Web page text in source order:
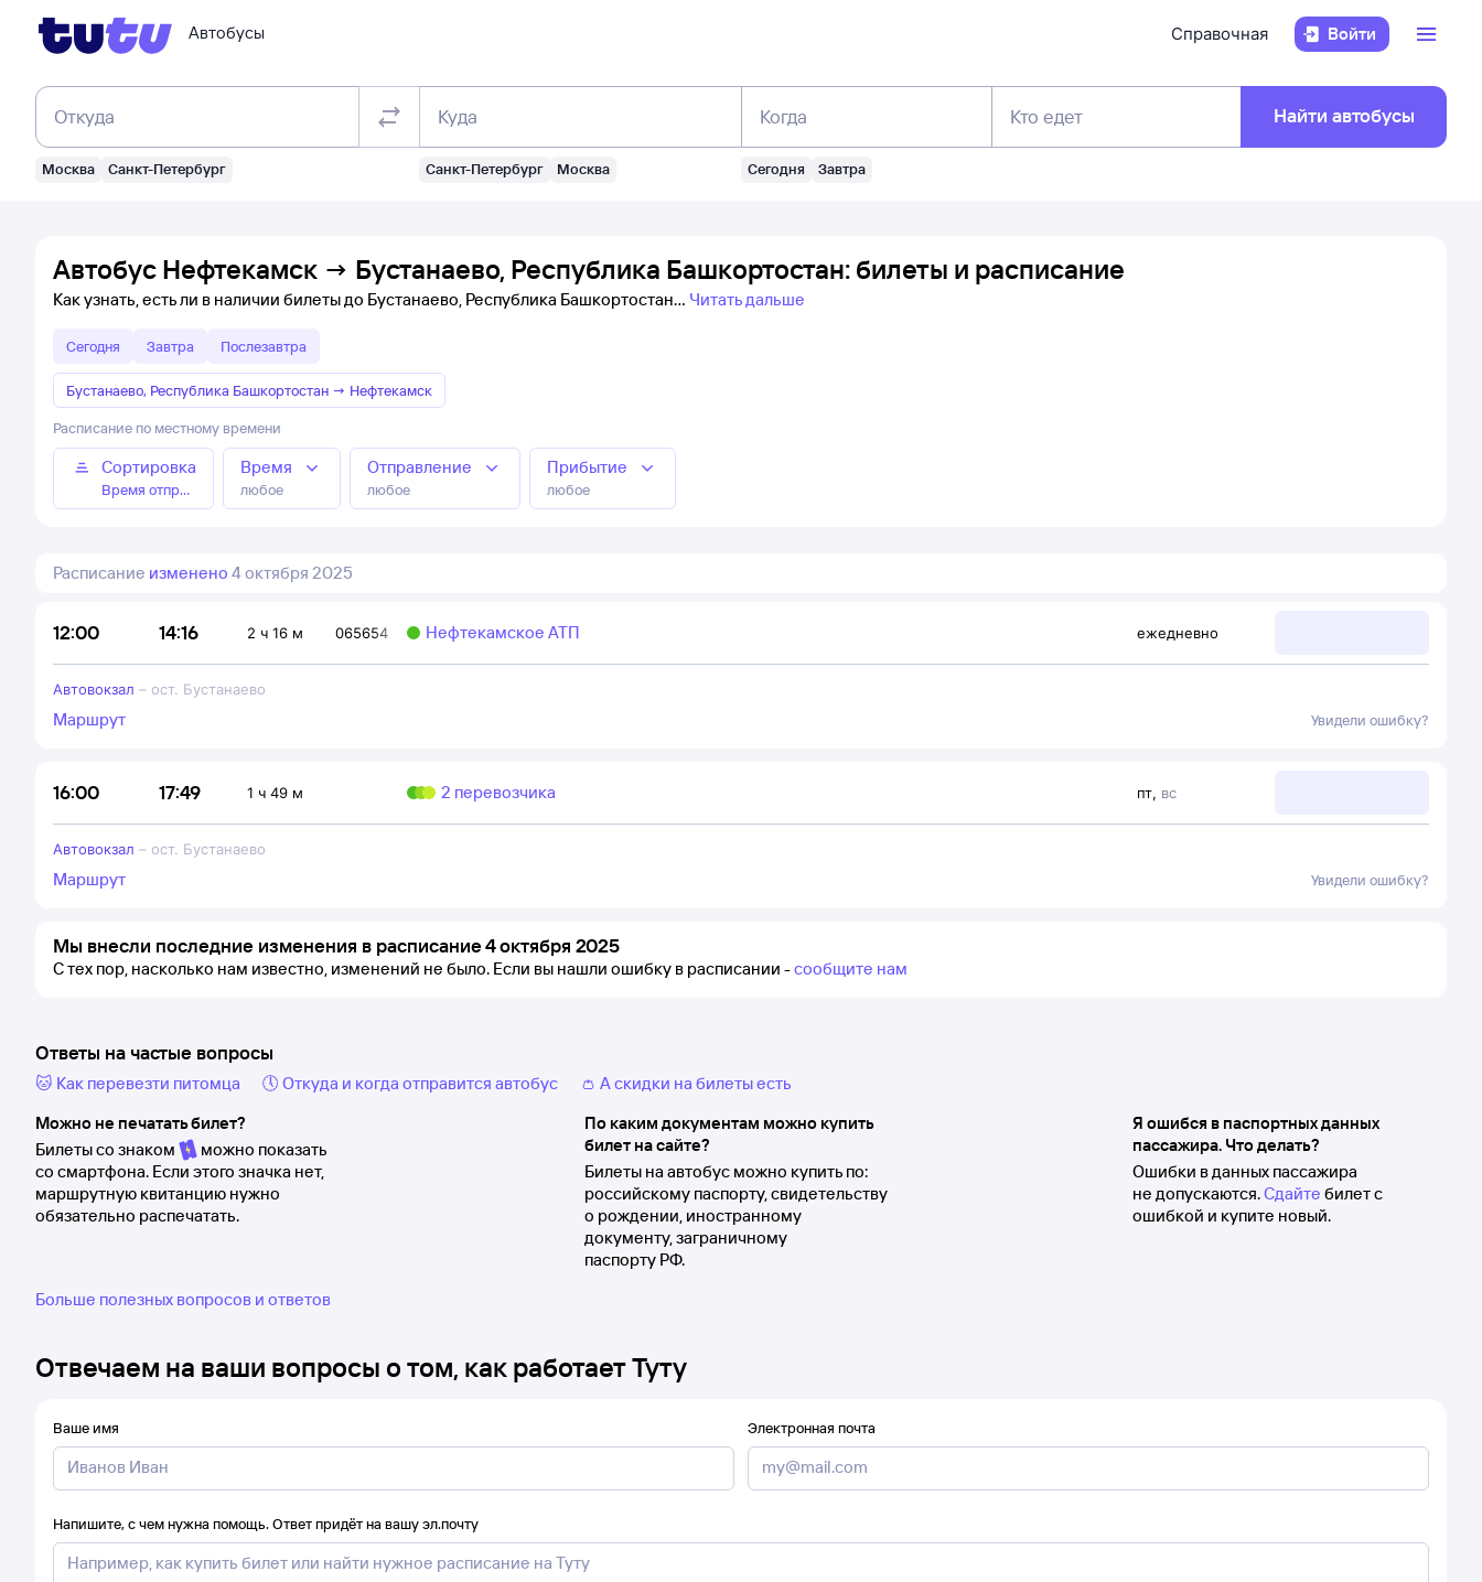
Автобусы Справочная Войти
Откуда
Москва Санкт-Петербург
Куда
Санкт-Петербург Москва
Когда
Сегодня Завтра
Кто едет Найти автобусы
Автобус Нефтекамск → Бустанаево, Республика Башкортостан: билеты и расписание
Как узнать, есть ли в наличии билеты до Бустанаево, Республика Башкортостан Читать дальше
Сегодня Завтра Послезавтра
Бустанаево, Республика Башкортостан → Нефтекамск
Расписание по местному времени
Сортировка
Время отправления
Время
любое
Отправление
любое
Прибытие
любое
Расписание изменено 4 октября 2025
12:00 14:16 2 ч 16 м 065654 Нефтекамское АТП ежедневно
Автовокзал – ост. Бустанаево
Маршрут Увидели ошибку?
16:00 17:49 1 ч 49 м 2 перевозчика пт, вс
Автовокзал – ост. Бустанаево
Маршрут Увидели ошибку?
Мы внесли последние изменения в расписание 4 октября 2025
С тех пор, насколько нам известно, изменений не было. Если вы нашли ошибку в расписании -сообщите нам
Ответы на частые вопросы
🐱 Как перевезти питомца 🕔 Откуда и когда отправится автобус
👛 А скидки на билеты есть
Можно не печатать билет?
Билеты со знаком
можно показать
со смартфона. Если этого значка нет,
маршрутную квитанцию нужно
обязательно распечатать.
По каким документам можно купить
билет на сайте?
Билеты на автобус можно купить по:
российскому паспорту, свидетельству
о рождении, иностранному
документу, заграничному
паспорту РФ.
Я ошибся в паспортных данных
пассажира. Что делать?
Ошибки в данных пассажира
не допускаются.Сдайте билет с
ошибкой и купите новый.
Больше полезных вопросов и ответов
Отвечаем на ваши вопросы о том, как работает Туту
Ваше имя Электронная почта
Напишите, с чем нужна помощь. Ответ придёт на вашу эл.почту